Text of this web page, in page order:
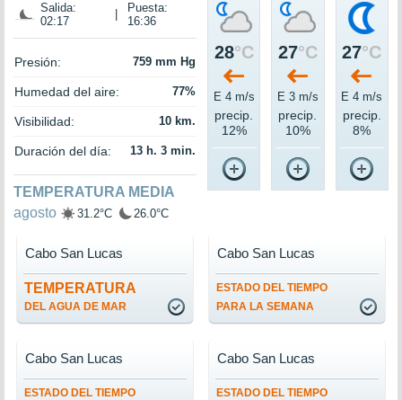
Salida:
02:17
Puesta:
16:36
Presión: 759 mm Hg
Humedad del aire: 77%
Visibilidad: 10 km.
Duración del día: 13 h. 3 min.
TEMPERATURA MEDIA
agosto
31.2°C 26.0°C
28°C
E 4 m/s
precip.
12%
27°C
E 3 m/s
precip.
10%
27°C
E 4 m/s
precip.
8%
TEMPERATURA
DEL AGUA DE MAR
Cabo San Lucas
ESTADO DEL TIEMPO
PARA LA SEMANA
Cabo San Lucas
ESTADO DEL TIEMPO
Cabo San Lucas
ESTADO DEL TIEMPO
Cabo San Lucas